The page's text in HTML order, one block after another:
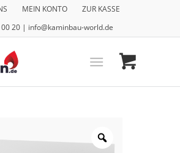
MEIN KONTO
ZUR KASSE
20 | info@kaminbau-world.de